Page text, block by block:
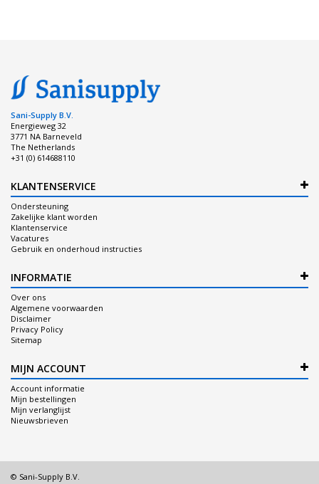
Sani-Supply B.V.
Energieweg 32
3771 NA Barneveld
The Netherlands
+31 (0) 614688110
KLANTENSERVICE
Ondersteuning
Zakelijke klant worden
Klantenservice
Vacatures
Gebruik en onderhoud instructies
INFORMATIE
Over ons
Algemene voorwaarden
Disclaimer
Privacy Policy
Sitemap
MIJN ACCOUNT
Account informatie
Mijn bestellingen
Mijn verlanglijst
Nieuwsbrieven
© Sani-Supply B.V.